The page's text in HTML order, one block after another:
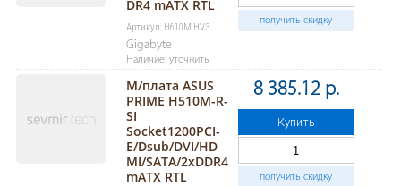
DR4 mATX RTL
Артикул: H610M HV3
Gigabyte
Наличие: уточнить
получить скидку
М/плата ASUS
PRIME H510M-R-
SI
Socket1200PCI-
E/Dsub/DVI/HD
MI/SATA/2хDDR4
mATX RTL
8 385.12 р.
Купить
получить скидку